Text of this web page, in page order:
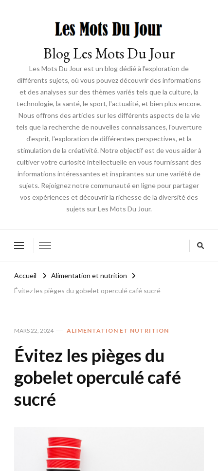
Blog Les Mots Du Jour
Les Mots Du Jour est un blog dédié à l'exploration de
différents sujets, où vous pouvez découvrir des informations
et des analyses sur des thèmes variés tels que la culture, la
technologie, la santé, le sport, l'actualité, et bien plus encore.
Nous offrons des articles sur les différents aspects de la vie
tels que la recherche de nouvelles connaissances, l'ouverture
d'esprit, l'exploration de différentes perspectives, et la
stimulation de la créativité. Notre objectif est de vous aider à
cultiver votre curiosité intellectuelle en vous fournissant des
informations intéressantes et inspirantes sur une variété de
sujets. Rejoignez notre communauté en ligne pour partager
vos expériences et découvrir la richesse de la diversité des
sujets sur Les Mots Du Jour.
Accueil
Alimentation et nutrition
Évitez les pièges du gobelet operculé café sucré
MARS 22, 2024 ALIMENTATION ET NUTRITION
Évitez les pièges du
gobelet operculé café
sucré